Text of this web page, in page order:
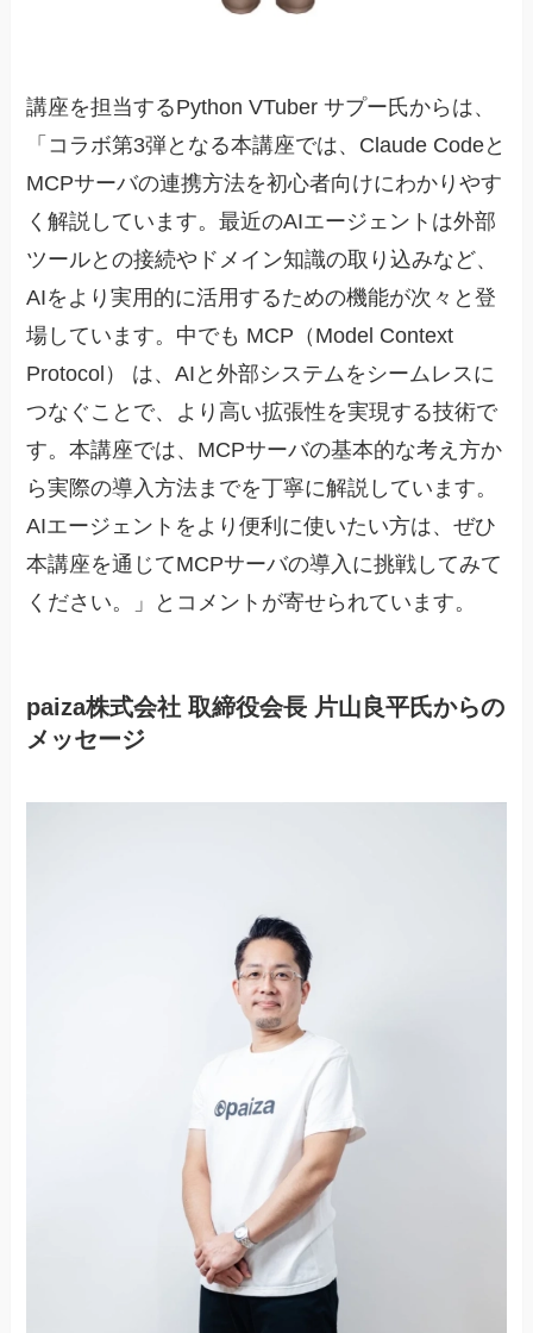
講座を担当するPython VTuber サプー氏からは、
「コラボ第3弾となる本講座では、Claude Codeと
MCPサーバの連携方法を初心者向けにわかりやす
く解説しています。最近のAIエージェントは外部
ツールとの接続やドメイン知識の取り込みなど、
AIをより実用的に活用するための機能が次々と登
場しています。中でも MCP（Model Context
Protocol） は、AIと外部システムをシームレスに
つなぐことで、より高い拡張性を実現する技術で
す。本講座では、MCPサーバの基本的な考え方か
ら実際の導入方法までを丁寧に解説しています。
AIエージェントをより便利に使いたい方は、ぜひ
本講座を通じてMCPサーバの導入に挑戦してみて
ください。」とコメントが寄せられています。
paiza株式会社 取締役会長 片山良平氏からの
メッセージ